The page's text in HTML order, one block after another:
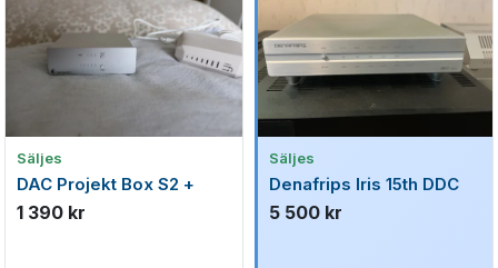
Säljes
DAC Projekt Box S2 +
1 390 kr
Säljes
Denafrips Iris 15th DDC
5 500 kr